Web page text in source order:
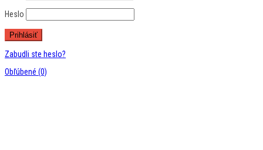
Heslo
Zabudli ste heslo?
Obľúbené (0)